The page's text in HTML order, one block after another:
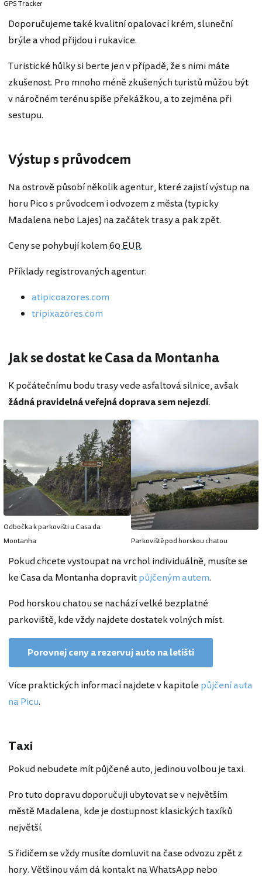
GPS Tracker
Doporučujeme také kvalitní opalovací krém, sluneční
brýle a vhod přijdou i rukavice.
Turistické hůlky si berte jen v případě, že s nimi máte
zkušenost. Pro mnoho méně zkušených turistů můžou být
v náročném terénu spíše překážkou, a to zejména při
sestupu.
Výstup s průvodcem
Na ostrově působí několik agentur, které zajistí výstup na
horu Pico s průvodcem i odvozem z města (typicky
Madalena nebo Lajes) na začátek trasy a pak zpět.
Ceny se pohybují kolem60 EUR.
Příklady registrovaných agentur:
atipicoazores.com
tripixazores.com
Jak se dostat ke Casa da Montanha
K počátečnímu bodu trasy vede asfaltová silnice, avšak
žádná pravidelná veřejná doprava sem nejezdí.
Odbočka k parkovišti u Casa da
Montanha
Parkoviště pod horskou chatou
Pokud chcete vystoupat na vrchol individuálně, musíte se
ke Casa da Montanha dopravitpůjčeným autem.
Pod horskou chatou se nachází velké bezplatné
parkoviště, kde vždy najdete dostatek volných míst.
Porovnej ceny a rezervuj auto na letišti
Více praktických informací najdete v kapitole půjčení auta
na Picu.
Taxi
Pokud nebudete mít půjčené auto, jedinou volbou je taxi.
Pro tuto dopravu doporučuji ubytovat se v největším
městě Madalena, kde je dostupnost klasických taxíků
největší.
S řidičem se vždy musíte domluvit na čase odvozu zpět z
hory. Většinou vám dá kontakt na WhatsApp nebo